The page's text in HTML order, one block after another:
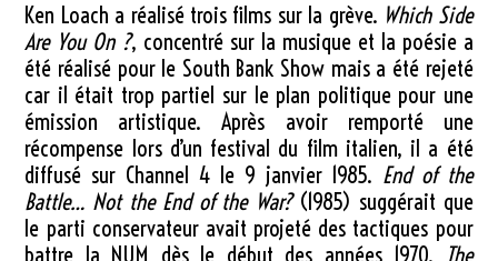
Ken Loach a réalisé trois films sur la grève. Which Side
Are You On ?, concentré sur la musique et la poésie a
été réalisé pour le South Bank Show mais a été rejeté
car il était trop partiel sur le plan politique pour une
émission artistique. Après avoir remporté une
récompense lors d’un festival du film italien, il a été
diffusé sur Channel 4 le 9 janvier 1985. End of the
Battle… Not the End of the War?(1985) suggérait que
le parti conservateur avait projeté des tactiques pour
battre la NUM dès le début des années 1970. The